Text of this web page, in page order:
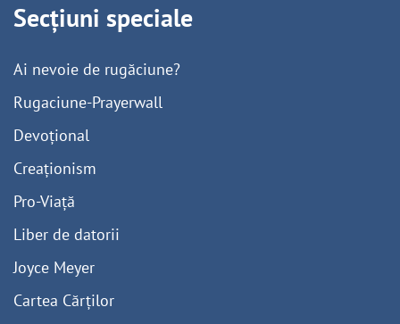
Secțiuni speciale
Ai nevoie de rugăciune?
Rugaciune-Prayerwall
Devoțional
Creaționism
Pro-Viață
Liber de datorii
Joyce Meyer
Cartea Cărților